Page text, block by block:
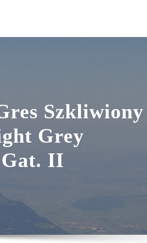
Szkliwiony
Grey
Gat. II